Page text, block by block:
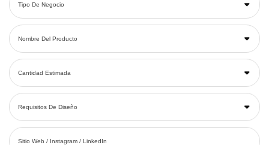
Tipo De Negocio
Nombre Del Producto
Cantidad Estimada
Requisitos De Diseño
Sitio Web / Instagram / LinkedIn